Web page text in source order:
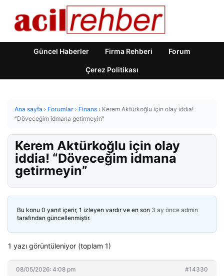
Güncel Haberler Firma Rehberi Forum
Çerez Politikası
Ana sayfa › Forumlar › Finans › Kerem Aktürkoğlu için olay iddia!
“Döveceğim idmana getirmeyin”
Kerem Aktürkoğlu için olay
iddia! “Döveceğim idmana
getirmeyin”
Bu konu 0 yanıt içerir, 1 izleyen vardır ve en son 3 ay önce admin
tarafından güncellenmiştir.
1 yazı görüntüleniyor (toplam 1)
08/05/2026: 4:08 pm #14330